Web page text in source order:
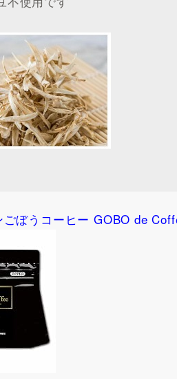
ごぼうコーヒー GOBO de